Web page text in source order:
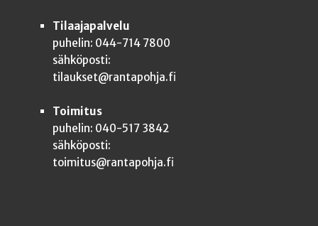
Tilaajapalvelu
puhelin: 044-714 7800
sähköposti:
tilaukset@rantapohja.fi
Toimitus
puhelin: 040-517 3842
sähköposti:
toimitus@rantapohja.fi